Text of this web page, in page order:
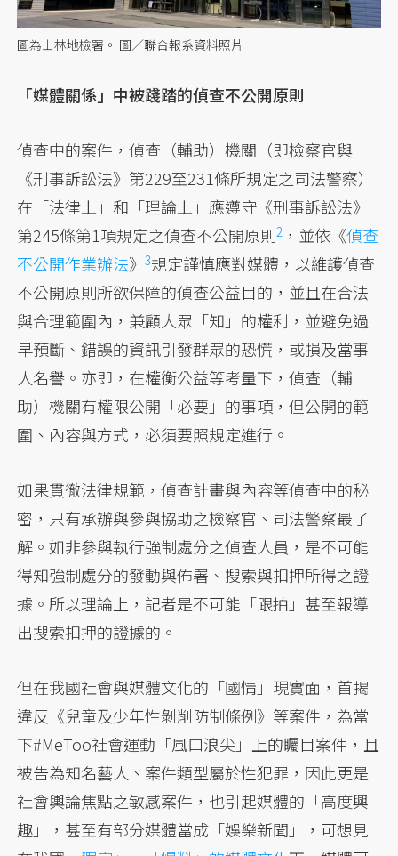
圖為士林地檢署。 圖／聯合報系資料照片
「媒體關係」中被踐踏的偵查不公開原則
偵查中的案件，偵查（輔助）機關（即檢察官與
《刑事訴訟法》第229至231條所規定之司法警察）
在「法律上」和「理論上」應遵守《刑事訴訟法》
第245條第1項規定之偵查不公開原則2 ，並依《偵查
不公開作業辦法》3規定謹慎應對媒體，以維護偵查
不公開原則所欲保障的偵查公益目的，並且在合法
與合理範圍內，兼顧大眾「知」的權利，並避免過
早預斷、錯誤的資訊引發群眾的恐慌，或損及當事
人名譽。亦即，在權衡公益等考量下，偵查（輔
助）機關有權限公開「必要」的事項，但公開的範
圍、內容與方式，必須要照規定進行。
如果貫徹法律規範，偵查計畫與內容等偵查中的秘
密，只有承辦與參與協助之檢察官、司法警察最了
解。如非參與執行強制處分之偵查人員，是不可能
得知強制處分的發動與佈署、搜索與扣押所得之證
據。所以理論上，記者是不可能「跟拍」甚至報導
出搜索扣押的證據的。
但在我國社會與媒體文化的「國情」現實面，首揭
違反《兒童及少年性剝削防制條例》等案件，為當
下#MeToo社會運動「風口浪尖」上的矚目案件，且
被告為知名藝人、案件類型屬於性犯罪，因此更是
社會輿論焦點之敏感案件，也引起媒體的「高度興
趣」，甚至有部分媒體當成「娛樂新聞」，可想見